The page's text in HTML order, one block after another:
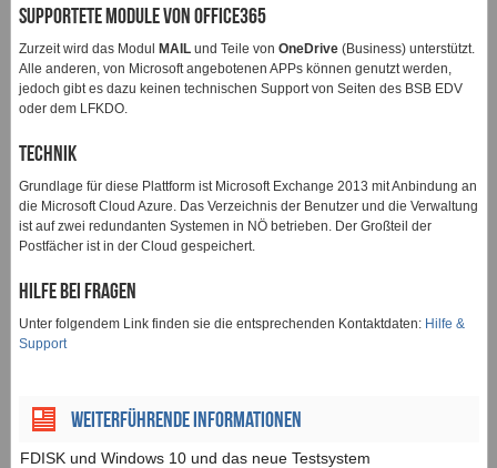
Supportete Module von Office365
Zurzeit wird das ModulMAIL und Teile vonOneDrive (Business) unterstützt.
Alle anderen, von Microsoft angebotenen APPs können genutzt werden,
jedoch gibt es dazu keinen technischen Support von Seiten des BSB EDV
oder dem LFKDO.
Technik
Grundlage für diese Plattform ist Microsoft Exchange 2013 mit Anbindung an
die Microsoft Cloud Azure. Das Verzeichnis der Benutzer und die Verwaltung
ist auf zwei redundanten Systemen in NÖ betrieben. Der Großteil der
Postfächer ist in der Cloud gespeichert.
Hilfe bei Fragen
Unter folgendem Link finden sie die entsprechenden Kontaktdaten: Hilfe &
Support
Weiterführende Informationen
FDISK und Windows 10 und das neue Testsystem